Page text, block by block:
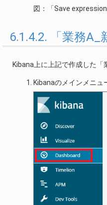
図：「Save expression
6.1.4.2. 「業務
Kibana上に上記で作成した
Kibanaのメインメニ